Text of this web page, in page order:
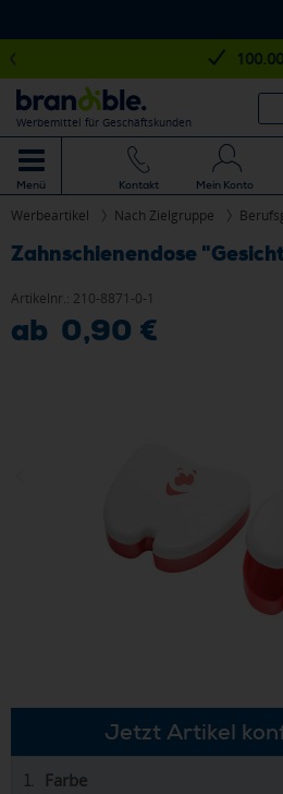
100.000+
Werbemittel für Geschäftskunden
Menü Kontakt Mein Konto
Werbeartikel Nach Zielgruppe
Zahnschienendose
Artikelnr.: 210-8871-0-1
ab 0,90 €
Jetzt Artikel
1. Farbe